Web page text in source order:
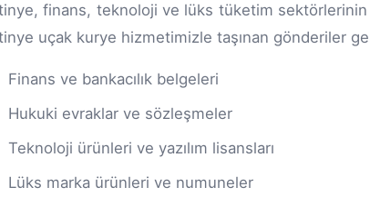
finans, teknoloji ve lüks tüketim
uçak kurye hizmetimizle taşınan gönderiler
Finans ve bankacılık belgeleri
Hukuki evraklar ve sözleşmeler
Teknoloji ürünleri ve yazılım lisansları
Lüks marka ürünleri ve numuneler